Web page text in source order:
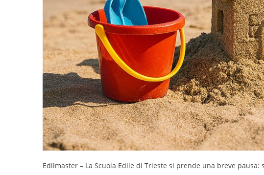
Edilmaster – La Scuola Edile di Trieste si prende una breve